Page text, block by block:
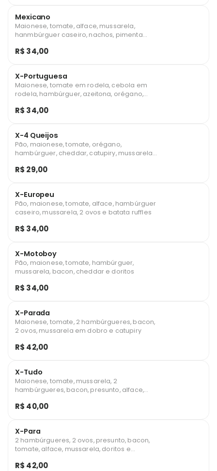
Mexicano
Maionese, tomate, alface, mussarela,
hanmbúrguer caseiro, nachos, pimenta
molho de pimenta e cheddar
R$ 34,00
X-Portuguesa
Maionese, tomate em rodela, cebola em
rodela, hambúrguer, azeitona, orégano,
R$ 34,00
X-4 Queijos
Pão, maionese, tomate, orégano,
hambúrguer, cheddar, catupiry, mussarela
R$ 29,00
X-Europeu
Pão, maionese, tomate, alface, hambúrguer
caseiro, mussarela, 2 ovos e batata ruffles
R$ 34,00
X-Motoboy
Pão, maionese, tomate, hambúrguer,
mussarela, bacon, cheddar e doritos
R$ 34,00
X-Parada
Maionese, tomate, 2 hambúrgueres, bacon,
2 ovos, mussarela em dobro e catupiry
R$ 42,00
X-Tudo
Maionese, tomate, mussarela, 2
hambúrgueres, bacon, presunto, alface,
R$ 40,00
X-Para
2 hambúrgueres, 2 ovos, presunto, bacon,
tomate, alface, mussarela, doritos e
R$ 42,00